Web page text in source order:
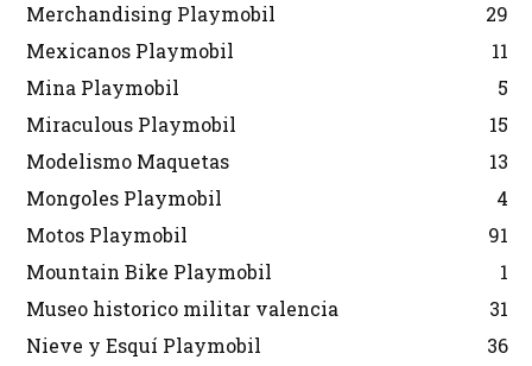
Merchandising Playmobil
29
Mexicanos Playmobil
11
Mina Playmobil
5
Miraculous Playmobil
15
Modelismo Maquetas
13
Mongoles Playmobil
4
Motos Playmobil
91
Mountain Bike Playmobil
1
Museo historico militar valencia
31
Nieve y Esquí Playmobil
36